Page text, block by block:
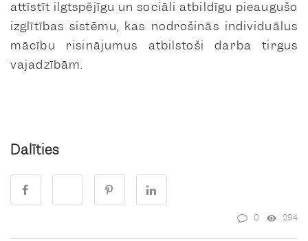
attīstīt ilgtspējīgu un sociāli atbildīgu pieaugušo
izglītības sistēmu, kas nodrošinās individuālus
mācību risinājumus atbilstoši darba tirgus
vajadzībām.
Dalīties
0 294